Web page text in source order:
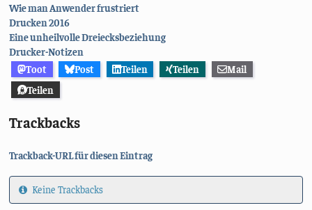
Wie man Anwender frustriert
Drucken 2016
Eine unheilvolle Dreiecksbeziehung
Drucker-Notizen
Toot
Post Teilen Teilen
Mail
Teilen
Trackbacks
Trackback-URL für diesen Eintrag
Keine Trackbacks